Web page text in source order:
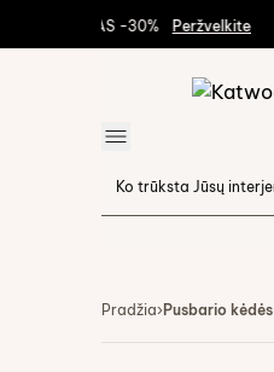
-30% Peržvelkite
Pradžia› Pusbario kėdės